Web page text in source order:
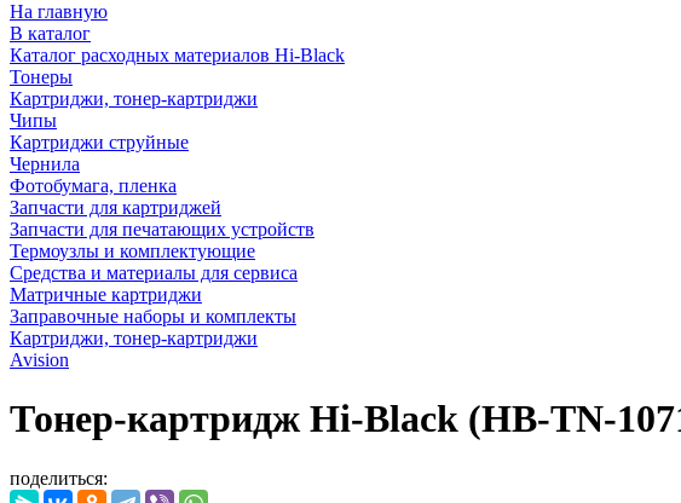
На главную
В каталог
Каталог расходных материалов Hi-Black
Тонеры
Картриджи, тонер-картриджи
Чипы
Картриджи струйные
Чернила
Фотобумага, пленка
Запчасти для картриджей
Запчасти для печатающих устройств
Термоузлы и комплектующие
Средства и материалы для сервиса
Матричные картриджи
Заправочные наборы и комплекты
Картриджи, тонер-картриджи
Avision
Тонер-картридж Hi-Black (HB-TN-
поделиться: